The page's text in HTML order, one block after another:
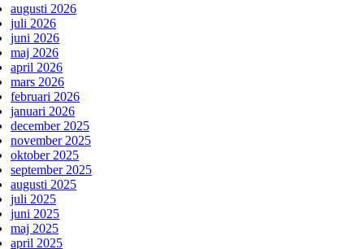
augusti 2026
juli 2026
juni 2026
maj 2026
april 2026
mars 2026
februari 2026
januari 2026
december 2025
november 2025
oktober 2025
september 2025
augusti 2025
juli 2025
juni 2025
maj 2025
april 2025